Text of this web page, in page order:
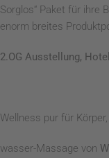
Sorglos“ Paket für ihre
enorm breites
2.OG Ausstellung,
Wellness pur für
wasser-Massage von